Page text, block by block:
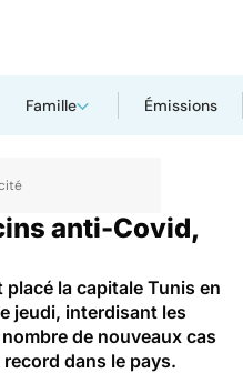
Famille Émissions
anti-Covid,
la capitale Tunis en
jeudi, interdisant les
de nouveaux cas
dans le pays.